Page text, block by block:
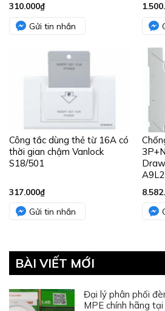
310.000₫
Gửi tin nhắn
Công tắc dùng thẻ từ 16A có
thời gian chậm Vanlock
S18/501
317.000₫
Gửi tin nhắn
BÀI VIẾT MỚI
Đại lý phân phối
MPE chính hãng